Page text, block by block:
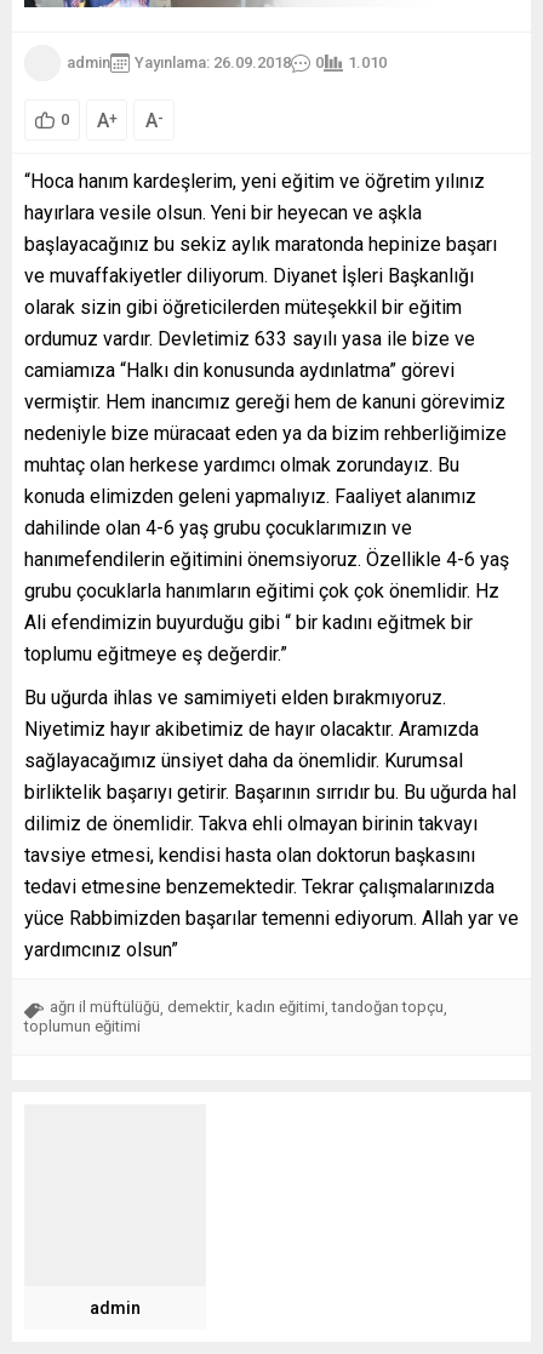
admin Yayınlama: 26.09.2018 0 1.010
0 A+ A-
“Hoca hanım kardeşlerim, yeni eğitim ve öğretim yılınız
hayırlara vesile olsun. Yeni bir heyecan ve aşkla
başlayacağınız bu sekiz aylık maratonda hepinize başarı
ve muvaffakiyetler diliyorum. Diyanet İşleri Başkanlığı
olarak sizin gibi öğreticilerden müteşekkil bir eğitim
ordumuz vardır. Devletimiz 633 sayılı yasa ile bize ve
camiamıza “Halkı din konusunda aydınlatma” görevi
vermiştir. Hem inancımız gereği hem de kanuni görevimiz
nedeniyle bize müracaat eden ya da bizim rehberliğimize
muhtaç olan herkese yardımcı olmak zorundayız. Bu
konuda elimizden geleni yapmalıyız. Faaliyet alanımız
dahilinde olan 4-6 yaş grubu çocuklarımızın ve
hanımefendilerin eğitimini önemsiyoruz. Özellikle 4-6 yaş
grubu çocuklarla hanımların eğitimi çok çok önemlidir. Hz
Ali efendimizin buyurduğu gibi “ bir kadını eğitmek bir
toplumu eğitmeye eş değerdir.”
Bu uğurda ihlas ve samimiyeti elden bırakmıyoruz.
Niyetimiz hayır akibetimiz de hayır olacaktır. Aramızda
sağlayacağımız ünsiyet daha da önemlidir. Kurumsal
birliktelik başarıyı getirir. Başarının sırrıdır bu. Bu uğurda hal
dilimiz de önemlidir. Takva ehli olmayan birinin takvayı
tavsiye etmesi, kendisi hasta olan doktorun başkasını
tedavi etmesine benzemektedir. Tekrar çalışmalarınızda
yüce Rabbimizden başarılar temenni ediyorum. Allah yar ve
yardımcınız olsun”
ağrı il müftülüğü demektir kadın eğitimi ,tandoğan topçu
toplumun eğitimi
admin